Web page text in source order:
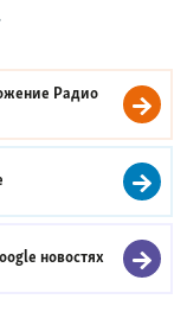
Радио
новостях